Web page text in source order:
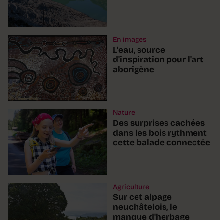
En images
L'eau, source
d'inspiration pour l'art
aborigène
Nature
Des surprises cachées
dans les bois rythment
cette balade connectée
Agriculture
Sur cet alpage
neuchâtelois, le
manque d'herbage